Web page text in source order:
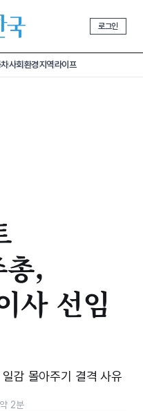
로그인
사회환경지역라이프
,
사 선임
감 몰아주기 결격 사유
약 2분